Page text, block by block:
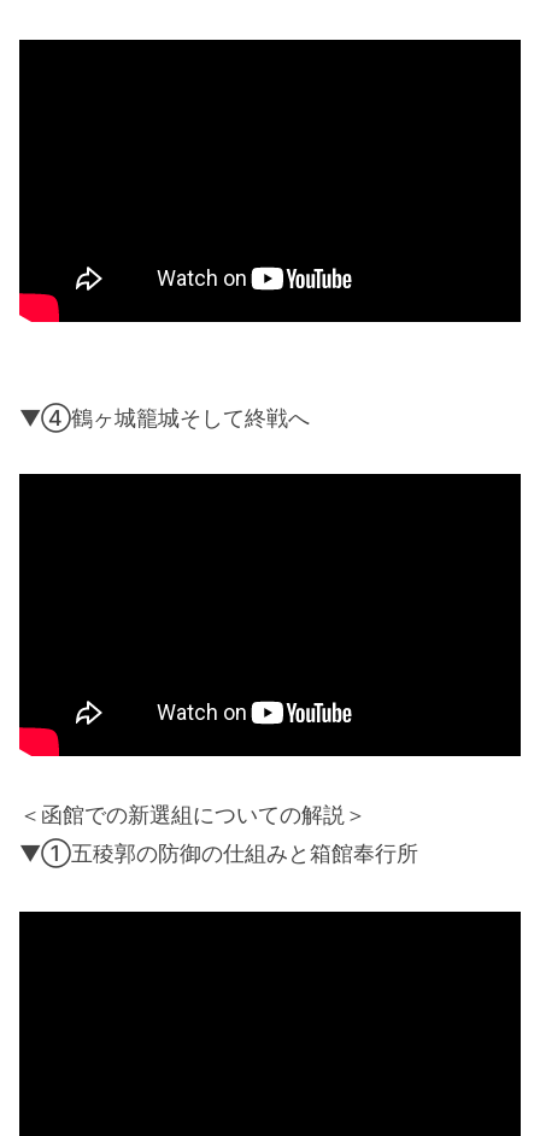
▼④鶴ヶ城籠城そして終戦へ
＜函館での新選組についての解説＞
▼①五稜郭の防御の仕組みと箱館奉行所